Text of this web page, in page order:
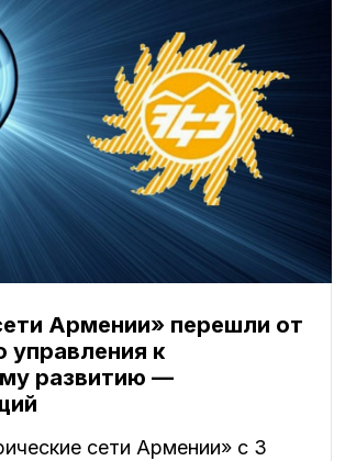
Армении» перешли от
управления к
развитию —
сети Армении» с 3